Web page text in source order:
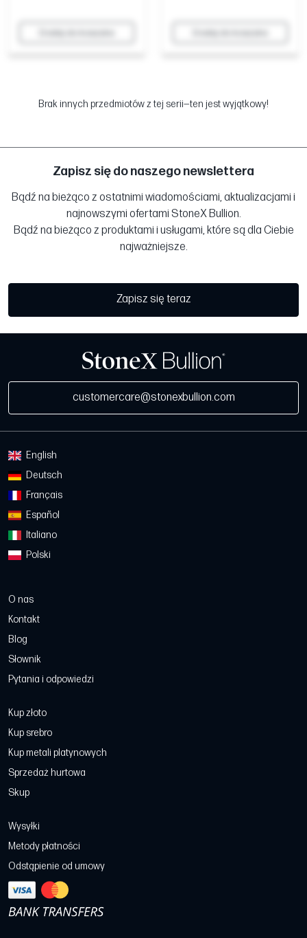
Brak innych przedmiotów z tej serii—ten jest wyjątkowy!
Zapisz się do naszego newslettera
Bądź na bieżąco z ostatnimi wiadomościami, aktualizacjami i
najnowszymi ofertami StoneX Bullion.
Bądź na bieżąco z produktami i usługami, które są dla Ciebie
najważniejsze.
Zapisz się teraz
customercare@stonexbullion.com
English
Deutsch
Français
Español
Italiano
Polski
O nas
Kontakt
Blog
Słownik
Pytania i odpowiedzi
Kup złoto
Kup srebro
Kup metali platynowych
Sprzedaż hurtowa
Skup
Wysyłki
Metody płatności
Odstąpienie od umowy